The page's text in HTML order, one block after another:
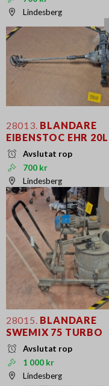
Lindesberg
28013. BLANDARE
EIBENSTOC EHR 20L
Avslutat rop
700 kr
Lindesberg
28015. BLANDARE
SWEMIX 75 TURBO
Avslutat rop
1 000 kr
Lindesberg